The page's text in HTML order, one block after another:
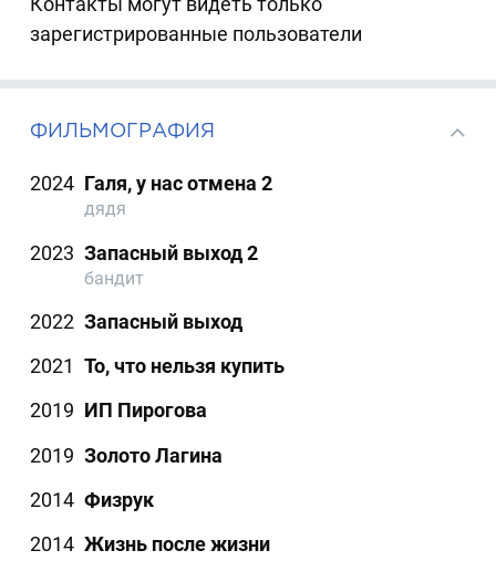
зарегистрированные пользователи
ФИЛЬМОГРАФИЯ
2024 Галя, у нас отмена 2
дядя
2023 Запасный выход 2
бандит
2022 Запасный выход
2021 То, что нельзя купить
2019 ИП Пирогова
2019 Золото Лагина
2014 Физрук
2014 Жизнь после жизни